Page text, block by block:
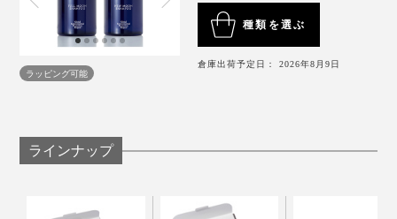
ラッピング可能
種類を選ぶ
倉庫出荷予定日： 2026年8月9日
ラインナップ